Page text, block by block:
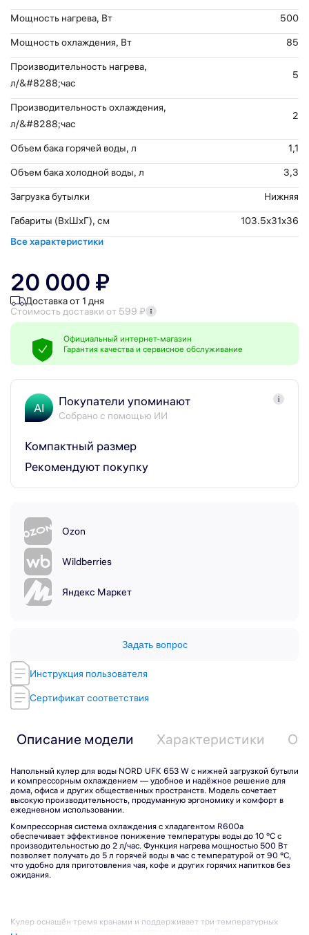
Инструкция пользователя
Сертификат соответствия
Мощность нагрева, Вт
500
Мощность охлаждения, Вт
85
Производительность нагрева,
л/&#8288;час
5
Производительность охлаждения,
л/&#8288;час
2
Объем бака горячей воды, л
1,1
Объем бака холодной воды, л
3,3
Загрузка бутылки
Нижняя
Габариты (ВхШхГ), см
103.5x31x36
Все характеристики
20 000 ₽
Доставка от 1 дня
Стоимость доставки от 599 ₽
Официальный интернет-магазин
Гарантия качества и сервисное обслуживание
AI Покупатели упоминают
Собрано с помощью ИИ
i
Компактный размер
Рекомендуют покупку
Ozon
Wildberries
Яндекс Маркет
Задать вопрос
Описание модели Характеристики
Напольный кулер для воды NORD UFK 653 W с нижней загрузкой бутыли
и компрессорным охлаждением — удобное и надёжное решение для
дома, офиса и других общественных пространств. Модель сочетает
высокую производительность, продуманную эргономику и комфорт в
ежедневном использовании.
Компрессорная система охлаждения с хладагентом R600a
обеспечивает эффективное понижение температуры воды до 10 °C с
производительностью до 2 л/час. Функция нагрева мощностью 500 Вт
позволяет получать до 5 л горячей воды в час с температурой от 90 °C,
что удобно для приготовления чая, кофе и других горячих напитков без
ожидания.
Кулер оснащён тремя кранами и поддерживает три температурных
режима подачи